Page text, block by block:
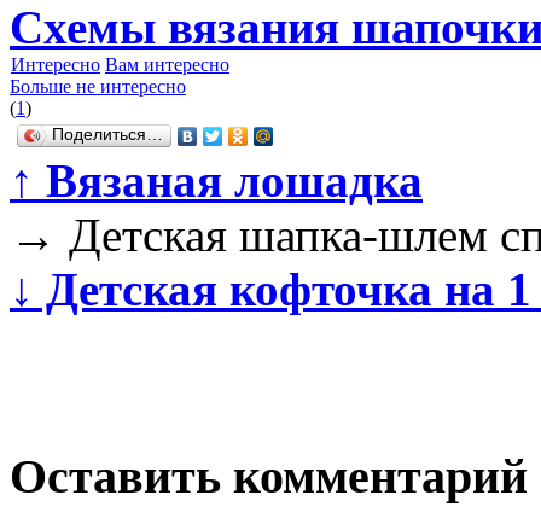
Схемы вязания
Интересно Вам интересно
Больше не интересно
(1)
Поделиться…
↑ Вязаная лошадка
→ Детская шапка-шлем
↓ Детская кофточка на 1
Оставить комментарий